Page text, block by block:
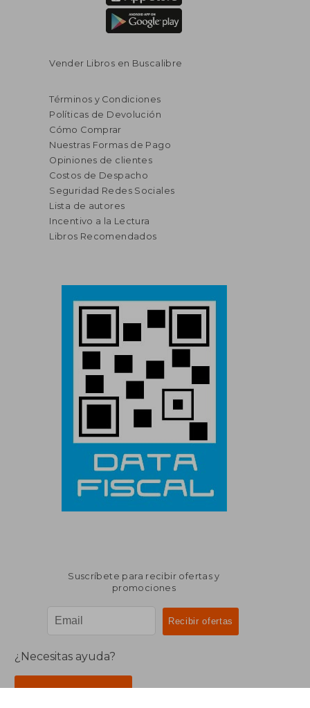
Vender Libros en Buscalibre
Términos y Condiciones
Políticas de Devolución
Cómo Comprar
Nuestras Formas de Pago
Opiniones de clientes
Costos de Despacho
Seguridad Redes Sociales
Lista de autores
Incentivo a la Lectura
Libros Recomendados
Suscríbete para recibir ofertas y
promociones
¿Necesitas ayuda?